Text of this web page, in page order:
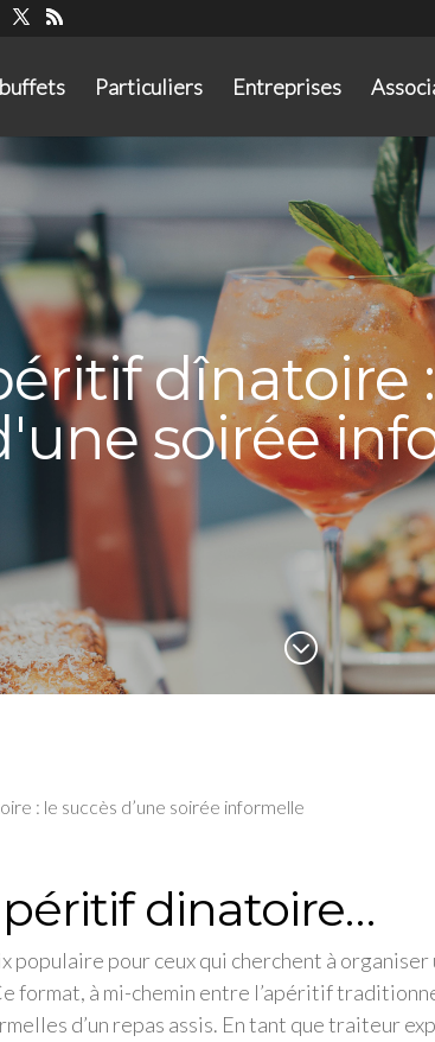
Particuliers Entreprises
dînatoire
soirée
;
: le succès d’une soirée informelle
dinatoire…
populaire pour ceux qui cherchent à organiser
format, à mi-chemin entre l’apéritif
d’un repas assis. En tant que traiteur